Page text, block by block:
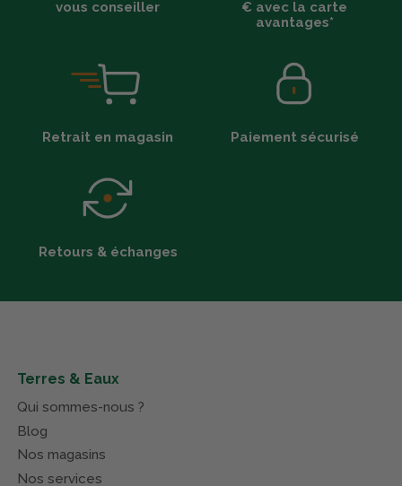
vous conseiller
€ avec la carte
avantages*
Retrait en magasin Paiement sécurisé
Retours & échanges
Terres & Eaux
Qui sommes-nous ?
Blog
Nos magasins
Nos services